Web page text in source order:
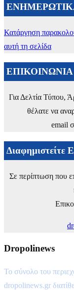
Κατάργηση
αυτή τη σελίδα
ΕΠΙΚΟΙΝΩΝΙΑ
Για Δελτία Τύπου,
θέλατε να
email
Διαφημιστείτε
Σε περίπτωση που
Dropolinews
Το σύνολο του
dropolinews.gr